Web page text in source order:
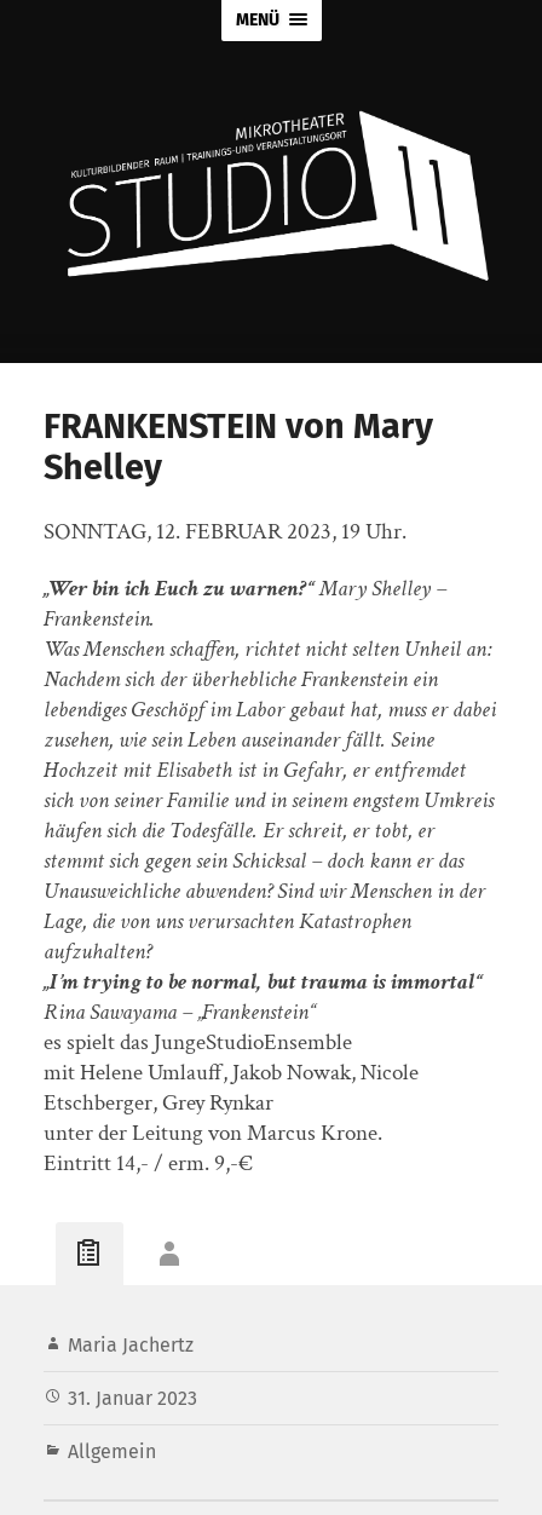
MENÜ
FRANKENSTEIN von Mary
Shelley
SONNTAG, 12. FEBRUAR 2023, 19 Uhr.
„Wer bin ich Euch zu warnen?“Mary Shelley –
Frankenstein.
Was Menschen schaffen, richtet nicht selten Unheil an:
Nachdem sich der überhebliche Frankenstein ein
lebendiges Geschöpf im Labor gebaut hat, muss er dabei
zusehen, wie sein Leben auseinander fällt. Seine
Hochzeit mit Elisabeth ist in Gefahr, er entfremdet
sich von seiner Familie und in seinem engstem Umkreis
häufen sich die Todesfälle. Er schreit, er tobt, er
stemmt sich gegen sein Schicksal – doch kann er das
Unausweichliche abwenden? Sind wir Menschen in der
Lage, die von uns verursachten Katastrophen
aufzuhalten?
„I’m trying to be normal, but trauma is immortal“
Rina Sawayama – „Frankenstein“
es spielt das JungeStudioEnsemble
mit Helene Umlauff, Jakob Nowak, Nicole
Etschberger, Grey Rynkar
unter der Leitung von Marcus Krone.
Eintritt 14,- / erm. 9,-€
Maria Jachertz
31. Januar 2023
Allgemein